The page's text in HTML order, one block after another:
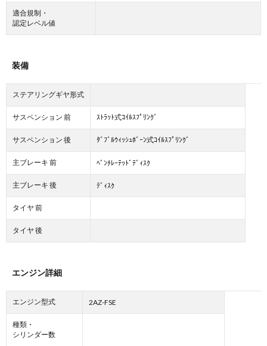
適合規制・
認定レベル値
装備
ステアリングギヤ形式
サスペンション 前 ｽﾄﾗｯﾄ式ｺｲﾙｽﾌﾟﾘﾝｸﾞ
サスペンション 後 ﾀﾞﾌﾞﾙｳｨｯｼｭﾎﾞｰﾝ式ｺｲﾙｽﾌﾟﾘﾝｸﾞ
主ブレーキ 前 ﾍﾞﾝﾁﾚｰﾃｯﾄﾞﾃﾞｨｽｸ
主ブレーキ 後 ﾃﾞｨｽｸ
タイヤ 前
タイヤ 後
エンジン詳細
エンジン型式 2AZ-FSE
種類・
シリンダー数